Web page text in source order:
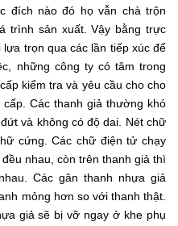
đích nào đó họ vẫn chà trộn
trình sản xuất. Vậy bằng trực
trọn qua các lần tiếp xúc để
những công ty có tâm trong
kiểm tra và yêu cầu cho cho
Các thanh giả thường khó
và không có độ dai. Nét chữ
cứng. Các chữ điện tử chạy
nhau, còn trên thanh giả thì
Các gân thanh nhựa giả
mỏng hơn so với thanh thật.
giả sẽ bị vỡ ngay ở khe phụ